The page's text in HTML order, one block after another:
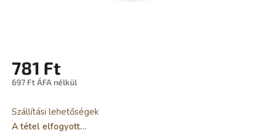
781 Ft
697 Ft ÁFA nélkül
Szállítási lehetőségek
A tétel elfogyott…